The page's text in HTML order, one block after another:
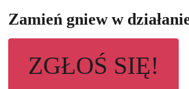
Zamień gniew w
ZGŁOŚ SIĘ!